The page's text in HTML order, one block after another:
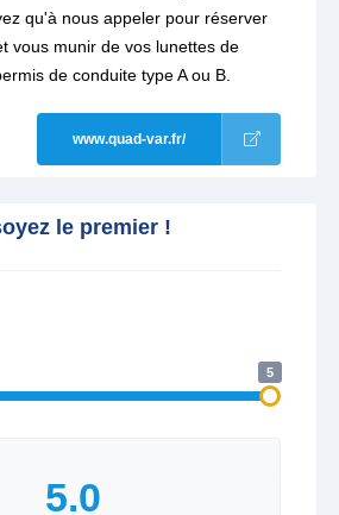
qu'à nous appeler pour réserver
vous munir de vos lunettes de
de conduite type A ou B.
www.quad-var.fr/
le premier !
5